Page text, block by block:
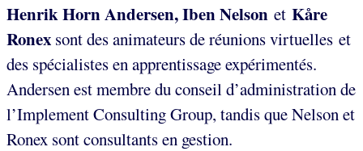
Henrik Horn Andersen, Iben Nelson et Kåre
Ronex sont des animateurs de réunions virtuelles et
des spécialistes en apprentissage expérimentés.
Andersen est membre du conseil d’administration de
l’Implement Consulting Group, tandis que Nelson et
Ronex sont consultants en gestion.